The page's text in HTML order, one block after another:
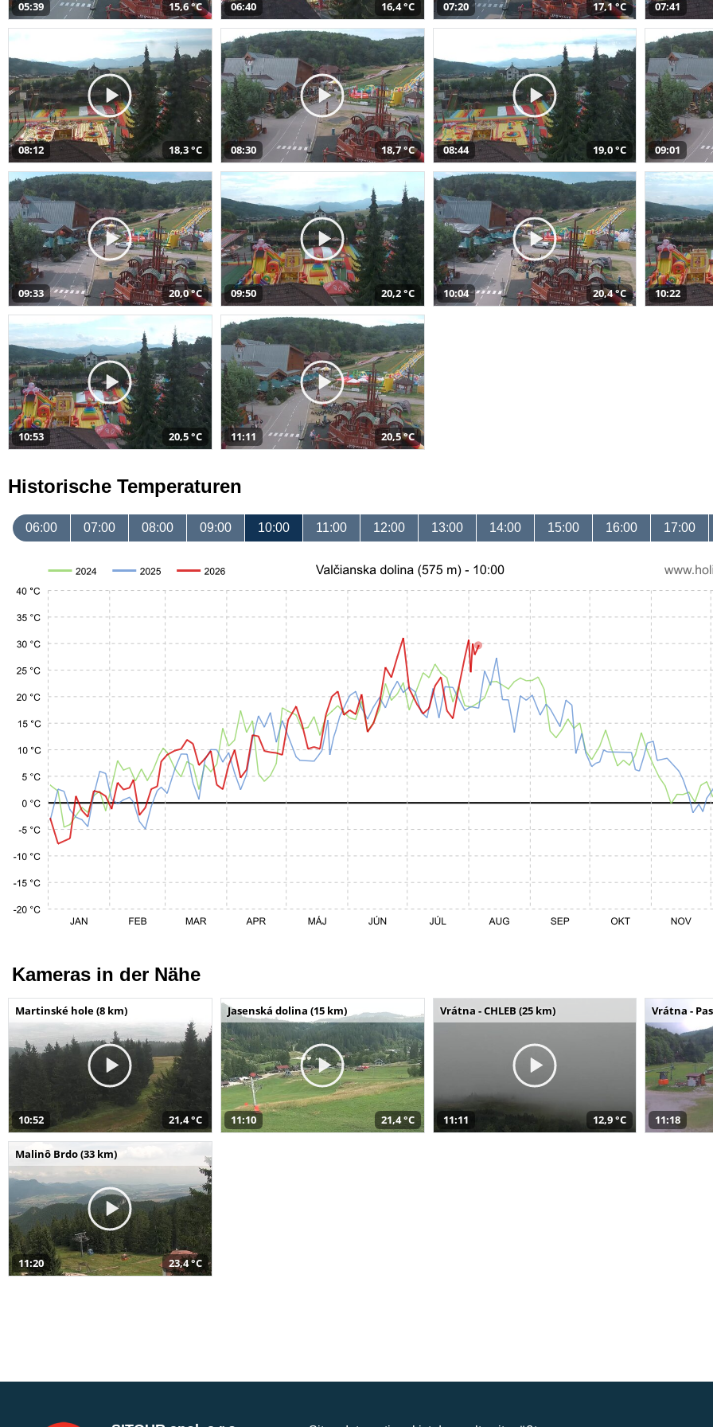
05:39 15,6 °C 06:40 16,4 °C 07:20 17,1 °C 07:41
08:12 18,3 °C 08:30 18,7 °C 08:44 19,0 °C 09:01
09:33 20,0 °C 09:50 20,2 °C 10:04 20,4 °C 10:22
10:53 20,5 °C 11:11 20,5 °C
Historische Temperaturen
06:00 07:00 08:00 09:00 10:00 11:00 12:00 13:00 14:00 15:00 16:00 17:00
Kameras in der Nähe
Martinské hole (8 km)
10:52 21,4 °C
Jasenská dolina (15 km)
11:10 21,4 °C
Vrátna - CHLEB (25 km)
11:11 12,9 °C
Vrátna -
11:18
Malinô Brdo (33 km)
11:20 23,4 °C